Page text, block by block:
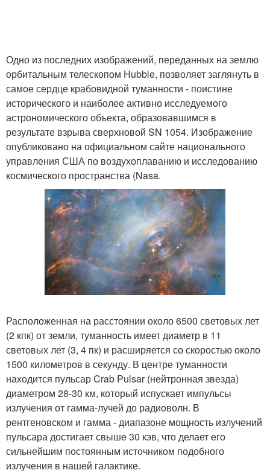
Одно из последних изображений, переданных на землю
орбитальным телескопом Hubble, позволяет заглянуть в
самое сердце крабовидной туманности - поистине
исторического и наиболее активно исследуемого
астрономического объекта, образовавшимся в
результате взрыва сверхновой SN 1054. Изображение
опубликовано на официальном сайте национального
управления США по воздухоплаванию и исследованию
космического пространства (Nasa.
Расположенная на расстоянии около 6500 световых лет
(2 кпк) от земли, туманность имеет диаметр в 11
световых лет (3, 4 пк) и расширяется со скоростью около
1500 километров в секунду. В центре туманности
находится пульсар Crab Pulsar (нейтронная звезда)
диаметром 28-30 км, который испускает импульсы
излучения от гамма-лучей до радиоволн. В
рентгеновском и гамма - диапазоне мощность излучений
пульсара достигает свыше 30 кэв, что делает его
сильнейшим постоянным источником подобного
излучения в нашей галактике.